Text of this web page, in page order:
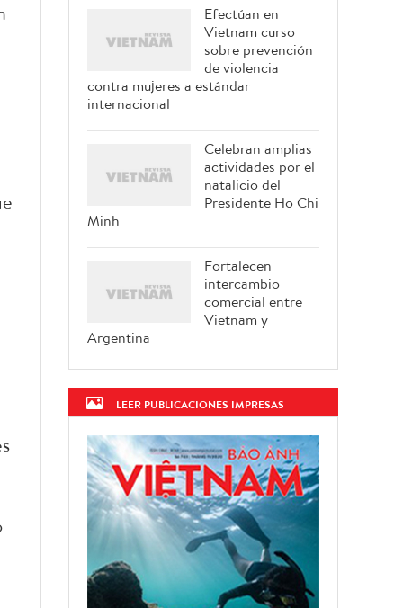
Efectúan en
Vietnam curso
sobre prevención
de violencia
contra mujeres a estándar
internacional
Celebran amplias
actividades por el
natalicio del
Presidente Ho Chi
Minh
Fortalecen
intercambio
comercial entre
Vietnam y
Argentina
LEER PUBLICACIONES IMPRESAS